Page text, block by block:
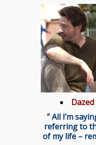
” All I’m
referring to
of my life –